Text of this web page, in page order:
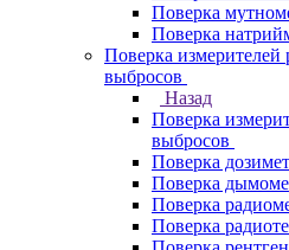
Поверка
Поверка
Поверка
выбросов
Назад
Поверка
выбросов
Поверка
Поверка
Поверка
Поверка